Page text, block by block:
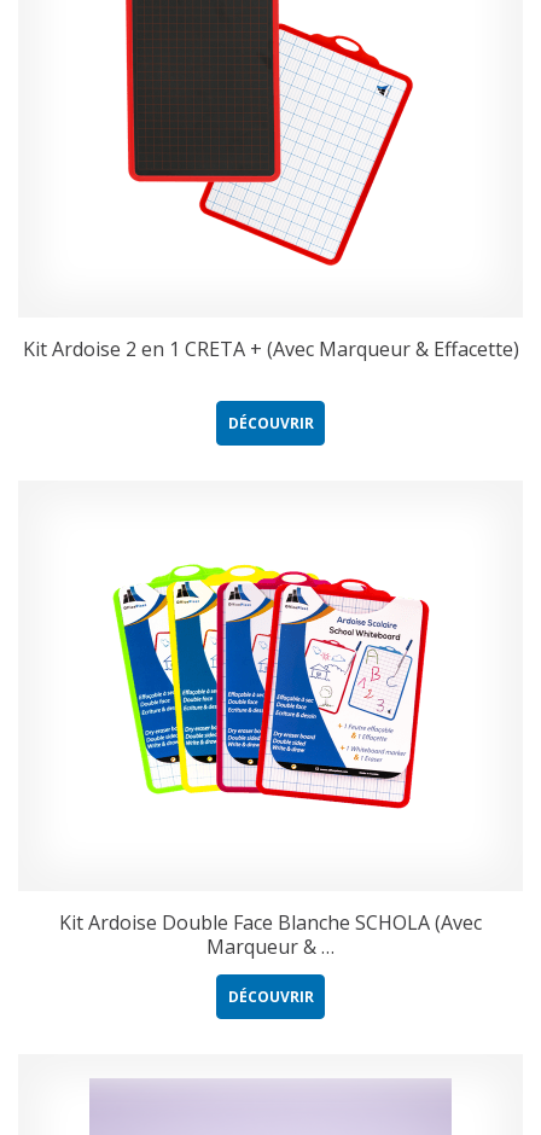
Kit Ardoise 2 en 1 CRETA + (Avec Marqueur & Effacette)
DÉCOUVRIR
Kit Ardoise Double Face Blanche SCHOLA (Avec
Marqueur & …
DÉCOUVRIR